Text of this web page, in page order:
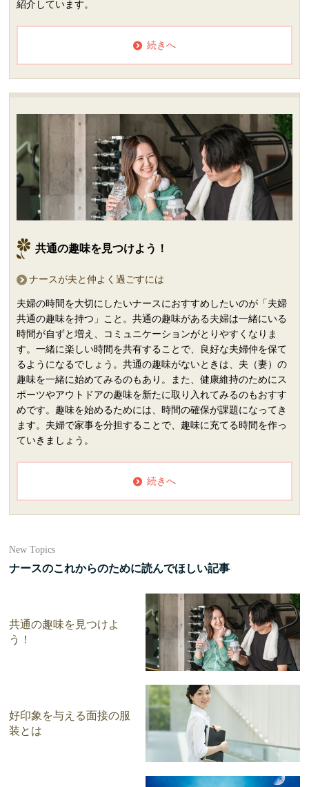
紹介しています。
続きへ
共通の趣味を見つけよう！
ナースが夫と仲よく過ごすには
夫婦の時間を大切にしたいナースにおすすめしたいのが「夫婦
共通の趣味を持つ」こと。共通の趣味がある夫婦は一緒にいる
時間が自ずと増え、コミュニケーションがとりやすくなりま
す。一緒に楽しい時間を共有することで、良好な夫婦仲を保て
るようになるでしょう。共通の趣味がないときは、夫（妻）の
趣味を一緒に始めてみるのもあり。また、健康維持のためにス
ポーツやアウトドアの趣味を新たに取り入れてみるのもおすす
めです。趣味を始めるためには、時間の確保が課題になってき
ます。夫婦で家事を分担することで、趣味に充てる時間を作っ
ていきましょう。
続きへ
New Topics
ナースのこれからのために読んでほしい記事
共通の趣味を見つけよ
う！
好印象を与える面接の服
装とは